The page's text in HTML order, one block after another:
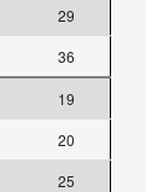
29
36
19
20
25